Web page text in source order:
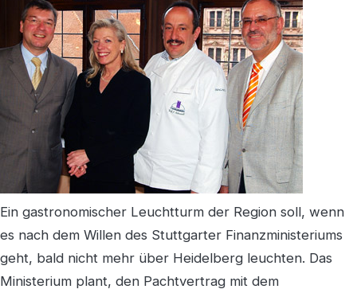
Ein gastronomischer Leuchtturm der Region soll, wenn
es nach dem Willen des Stuttgarter Finanzministeriums
geht, bald nicht mehr über Heidelberg leuchten. Das
Ministerium plant, den Pachtvertrag mit dem